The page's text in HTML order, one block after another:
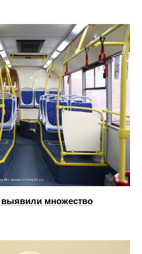
выявили множество